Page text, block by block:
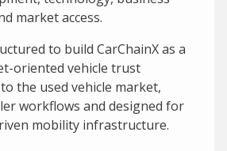
market access.
to build CarChainX as a
oriented vehicle trust
the used vehicle market,
workflows and designed for
mobility infrastructure.